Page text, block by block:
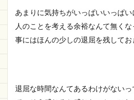
あまりに気持ちがいっぱいいっぱ
人のことを考える余裕なんて無く
事にはほんの少しの退屈を残してお
退屈な時間なんてあるわけがない